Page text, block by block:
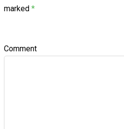
marked *
Comment